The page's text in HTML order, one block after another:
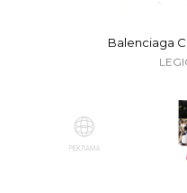
Balenciaga